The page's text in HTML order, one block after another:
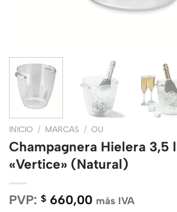
INICIO / MARCAS / OU
Champagnera Hielera 3,5
«Vertice» (Natural)
PVP: $ 660,00 más IVA